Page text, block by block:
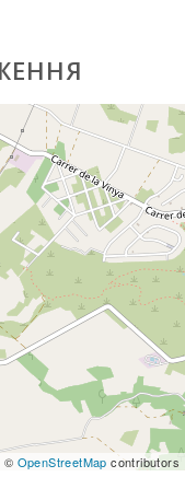
© OpenStreetMap contributors